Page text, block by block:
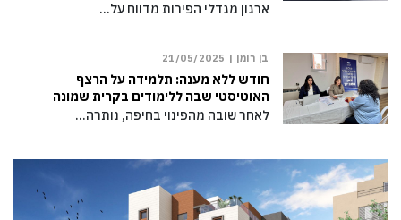
ארגון מגדלי הפירות מדווח על…
בן רומן | 21/05/2025
חודש ללא מענה: תלמידה על הרצף
האוטיסטי שבה ללימודים בקרית שמונה
לאחר שובה מהפינוי בחיפה, נותרה…